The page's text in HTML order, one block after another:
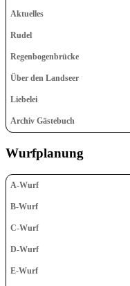
Aktuelles
Rudel
Regenbogenbrücke
Über den Landseer
Liebelei
Archiv Gästebuch
Wurfplanung
A-Wurf
B-Wurf
C-Wurf
D-Wurf
E-Wurf